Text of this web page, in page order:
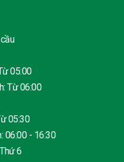
05:00
Từ 06:00
05:30
- 16:30
6